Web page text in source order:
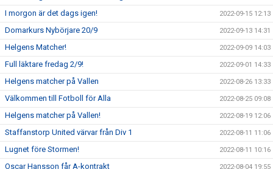
I morgon är det dags igen! 2022-09-15 12:13
Domarkurs Nybörjare 20/9 2022-09-13 14:31
Helgens Matcher! 2022-09-09 14:03
Full läktare fredag 2/9! 2022-09-01 14:33
Helgens matcher på Vallen 2022-08-26 13:33
Välkommen till Fotboll för Alla 2022-08-25 09:08
Helgens matcher på Vallen! 2022-08-19 12:06
Staffanstorp United värvar från Div 1 2022-08-11 11:06
Lugnet före Stormen! 2022-08-11 10:16
Oscar Hansson får A-kontrakt 2022-08-04 19:55